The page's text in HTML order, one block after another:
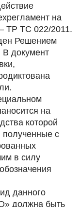
на
ТР ТС 022/2011.
Решением
документ
на
которой
с
в силу
данного
должна быть